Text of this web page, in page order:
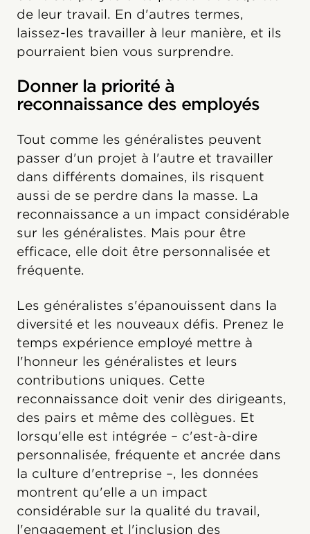
de leur travail. En d'autres termes,
laissez-les travailler à leur manière, et ils
pourraient bien vous surprendre.
Donner la priorité à
reconnaissance des employés
Tout comme les généralistes peuvent
passer d'un projet à l'autre et travailler
dans différents domaines, ils risquent
aussi de se perdre dans la masse. La
reconnaissance a un impact considérable
sur les généralistes. Mais pour être
efficace, elle doit être personnalisée et
fréquente.
Les généralistes s'épanouissent dans la
diversité et les nouveaux défis. Prenez le
temps expérience employé mettre à
l'honneur les généralistes et leurs
contributions uniques. Cette
reconnaissance doit venir des dirigeants,
des pairs et même des collègues. Et
lorsqu'elle est intégrée – c'est-à-dire
personnalisée, fréquente et ancrée dans
la culture d'entreprise –, les données
montrent qu'elle a un impact
considérable sur la qualité du travail,
l'engagement et l'inclusion des